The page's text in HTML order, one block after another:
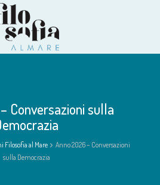
Conversazioni sulla
Filosofia al Mare
Anno 2026 – Conversazioni
sulla Democrazia